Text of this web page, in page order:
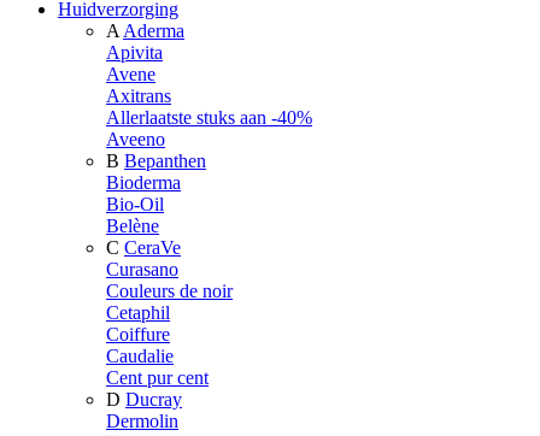
Huidverzorging
A Aderma
Apivita
Avene
Axitrans
Allerlaatste stuks aan -40%
Aveeno
B Bepanthen
Bioderma
Bio-Oil
Belène
C CeraVe
Curasano
Couleurs de noir
Cetaphil
Coiffure
Caudalie
Cent pur cent
D Ducray
Dermolin